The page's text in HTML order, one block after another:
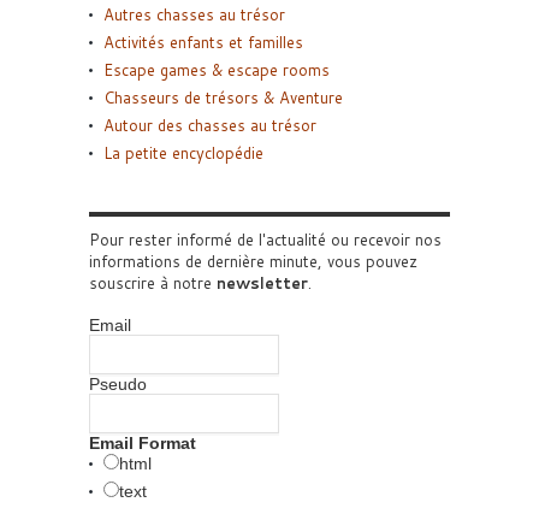
Autres chasses au trésor
Activités enfants et familles
Escape games & escape rooms
Chasseurs de trésors & Aventure
Autour des chasses au trésor
La petite encyclopédie
Pour rester informé de l'actualité ou recevoir nos
informations de dernière minute, vous pouvez
souscrire à notre newsletter.
Email
Pseudo
Email Format
html
text